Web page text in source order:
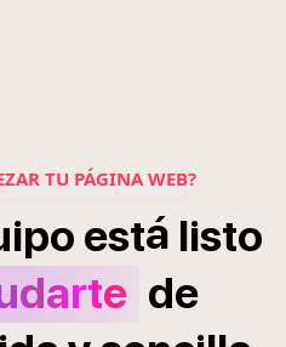
TU PÁGINA WEB?
está listo
de